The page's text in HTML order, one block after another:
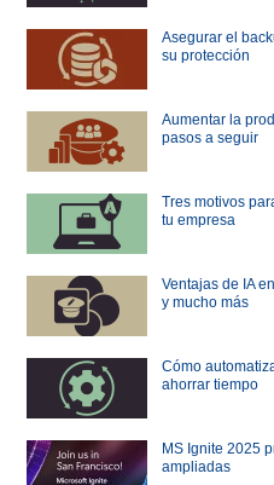
Asegurar el
su protección
Aumentar la
pasos a seguir
Tres motivos
tu empresa
Ventajas de IA
y mucho más
Cómo
ahorrar tiempo
MS Ignite 2025
ampliadas